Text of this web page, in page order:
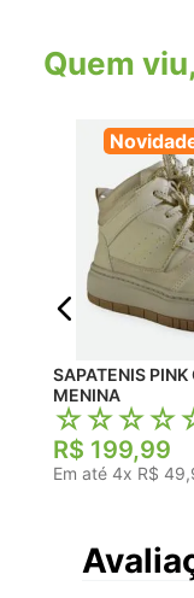
Quem
SAPATENIS PINK CATS JUVENIL
MENINA
☆☆☆☆
R$ 199,99
Em até 4x R$ 49,